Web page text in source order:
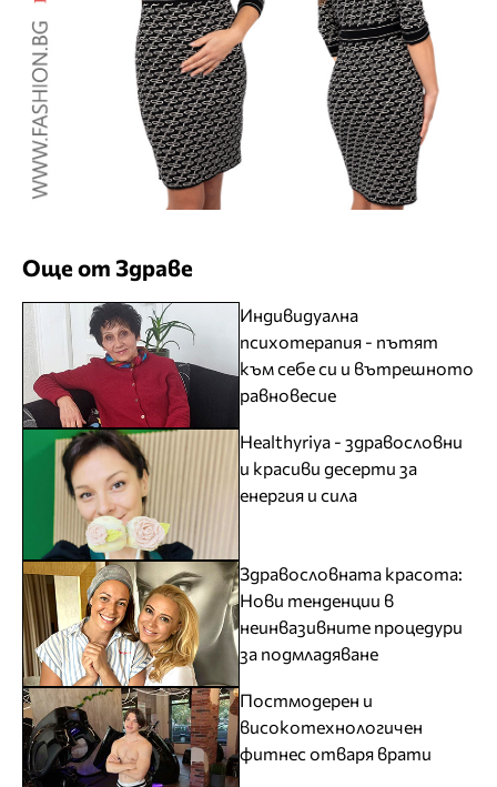
Още от Здраве
Индивидуална
психотерапия - пътят
към себе си и вътрешното
равновесие
Healthyriya - здравословни
и красиви десерти за
енергия и сила
Здравословната красота:
Нови тенденции в
неинвазивните процедури
за подмладяване
Постмодерен и
високотехнологичен
фитнес отваря врати